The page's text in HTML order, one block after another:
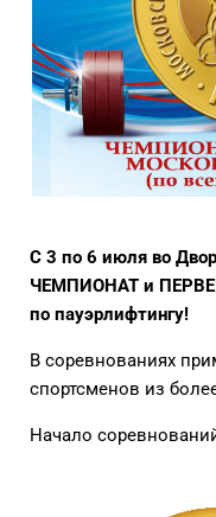
С 3 по 6 июля во
ЧЕМПИОНАТ и
по пауэрлифтингу!
В соревнованиях
спортсменов из
Начало